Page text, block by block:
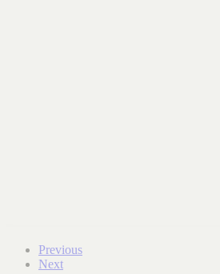
Previous
Next